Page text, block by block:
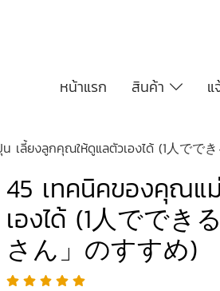
หน้าแรก สินค้า แ
ลี้ยงลูกคุณให้ดูแลตัวเองได้ (1人でで
45 เทคนิคของคุณ
เองได้ (1人ででき
さん」のすすめ)